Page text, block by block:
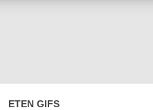
ETEN GIFS